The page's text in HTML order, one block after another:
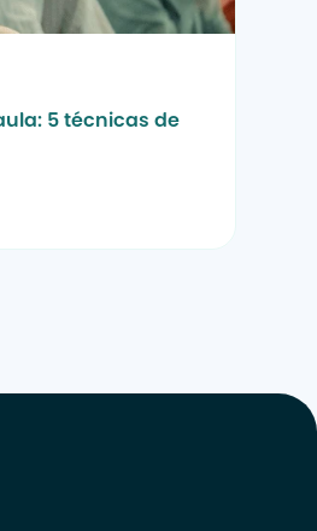
5 técnicas de